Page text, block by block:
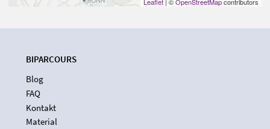
BIPARCOURS
Blog
FAQ
Kontakt
Material